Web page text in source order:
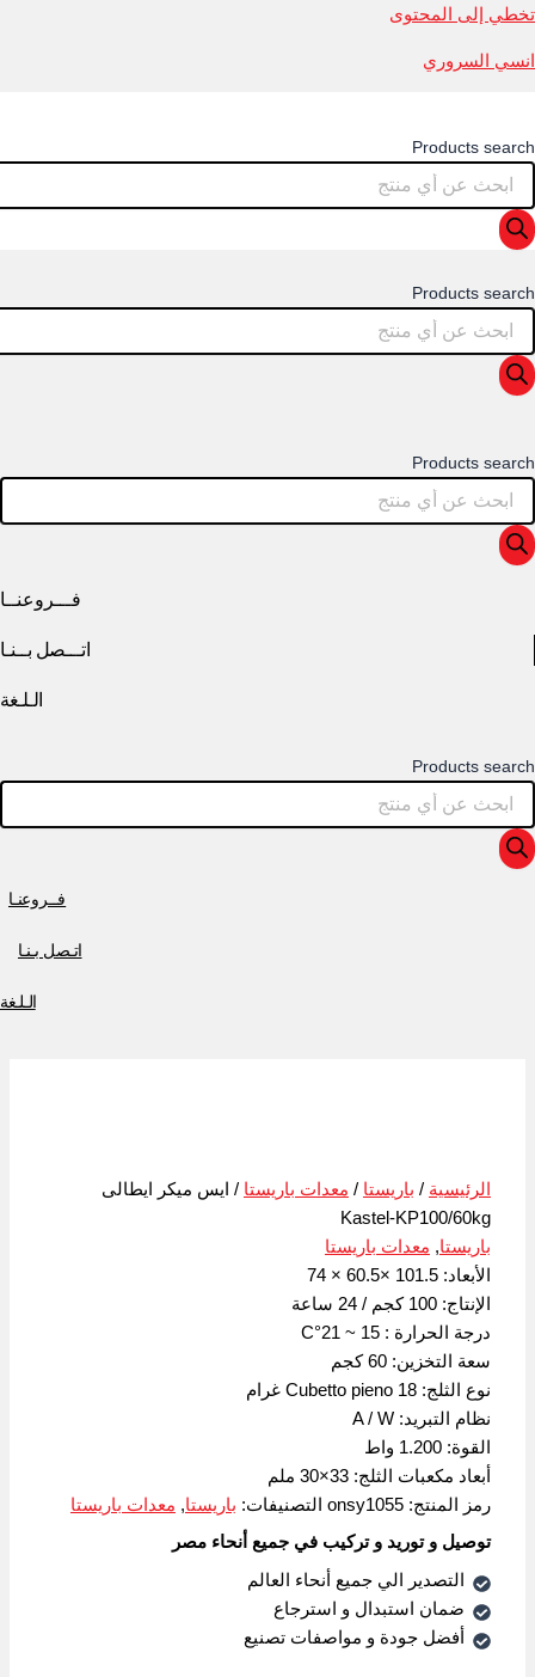
تخطي إلى المحتوى
انسي السروري
Products search
Products search
Products search
فـــروعنــا
اتـــصل بــنـا
الـلـغة
Products search
فــروعنـا
اتـصل بـنـا
الـلـغة
الرئيسية / باريستا / معدات باريستا / ايس ميكر ايطالى
Kastel-KP100/60kg
باريستا, معدات باريستا
الأبعاد: 101.5 ×60.5 × 74
الإنتاج: 100 كجم / 24 ساعة
درجة الحرارة : 15 ~ 21°C
سعة التخزين: 60 كجم
نوع الثلج: Cubetto pieno 18 غرام
نظام التبريد: A / W
القوة: 1.200 واط
أبعاد مكعبات الثلج: 33×30 ملم
رمز المنتج:onsy1055 التصنيفات: باريستا, معدات باريستا
توصيل و توريد و تركيب في جميع أنحاء مصر
التصدير الي جميع أنحاء العالم
ضمان استبدال و استرجاع
أفضل جودة و مواصفات تصنيع